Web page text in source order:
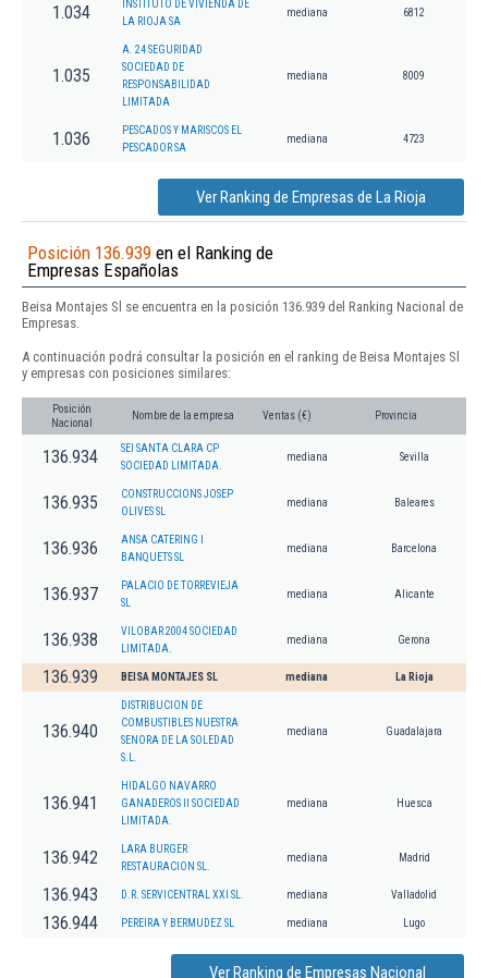
1.034
INSTITUTO DE VIVIENDA DE
LA RIOJA SA
mediana 6812
1.035
A. 24 SEGURIDAD
SOCIEDAD DE
RESPONSABILIDAD
LIMITADA
mediana 8009
1.036
PESCADOS Y MARISCOS EL
PESCADOR SA
mediana 4723
Ver Ranking de Empresas de La Rioja
Posición 136.939 en el Ranking de
Empresas Españolas
Beisa Montajes Sl se encuentra en la posición 136.939 del Ranking Nacional de
Empresas.
A continuación podrá consultar la posición en el ranking de Beisa Montajes Sl
y empresas con posiciones similares:
Posición
Nacional
Nombre de la empresa Ventas (€) Provincia
136.934
SEI SANTA CLARA CP
SOCIEDAD LIMITADA.
mediana Sevilla
136.935
CONSTRUCCIONS JOSEP
OLIVES SL
mediana Baleares
136.936
ANSA CATERING I
BANQUETS SL
mediana Barcelona
136.937
PALACIO DE TORREVIEJA
SL
mediana Alicante
136.938
VILOBAR 2004 SOCIEDAD
LIMITADA.
mediana Gerona
136.939 BEISA MONTAJES SL mediana La Rioja
136.940
DISTRIBUCION DE
COMBUSTIBLES NUESTRA
SENORA DE LA SOLEDAD
S.L.
mediana Guadalajara
136.941
HIDALGO NAVARRO
GANADEROS II SOCIEDAD
LIMITADA.
mediana Huesca
136.942
LARA BURGER
RESTAURACION SL.
mediana Madrid
136.943 D.R. SERVICENTRAL XXI SL. mediana Valladolid
136.944 PEREIRA Y BERMUDEZ SL mediana Lugo
Ver Ranking de Empresas Nacional